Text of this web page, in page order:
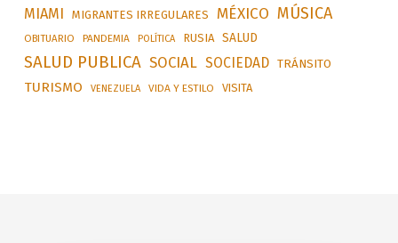
MIAMI MIGRANTES IRREGULARES MÉXICO MÚSICA
OBITUARIO PANDEMIA POLÍTICA RUSIA SALUD
SALUD PUBLICA SOCIAL SOCIEDAD TRÁNSITO
TURISMO VENEZUELA VIDA Y ESTILO VISITA